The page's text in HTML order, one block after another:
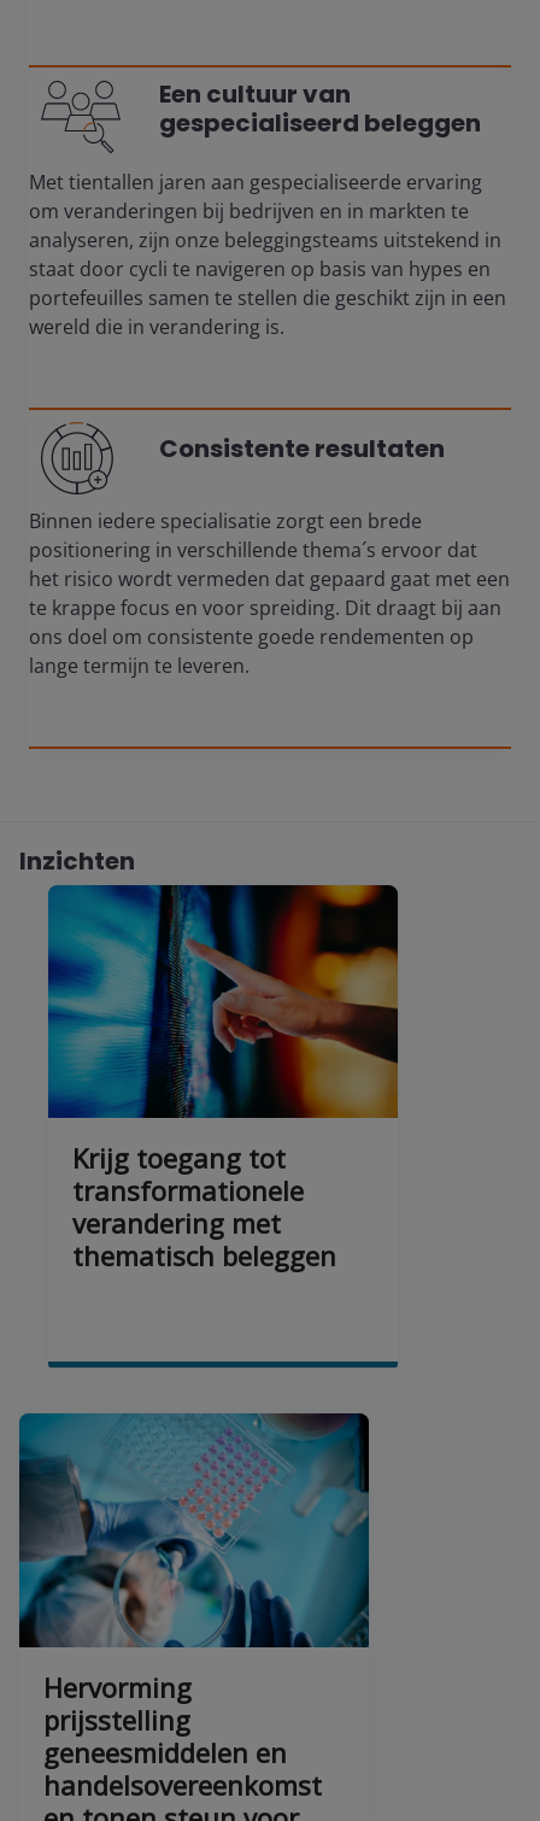
Een cultuur van
gespecialiseerd beleggen
Met tientallen jaren aan gespecialiseerde ervaring
om veranderingen bij bedrijven en in markten te
analyseren, zijn onze beleggingsteams uitstekend in
staat door cycli te navigeren op basis van hypes en
portefeuilles samen te stellen die geschikt zijn in een
wereld die in verandering is.
Consistente resultaten
Binnen iedere specialisatie zorgt een brede
positionering in verschillende thema´s ervoor dat
het risico wordt vermeden dat gepaard gaat met een
te krappe focus en voor spreiding. Dit draagt bij aan
ons doel om consistente goede rendementen op
lange termijn te leveren.
Inzichten
Krijg toegang tot
transformationele
verandering met
thematisch beleggen
Hervorming
prijsstelling
geneesmiddelen en
handelsovereenkomst